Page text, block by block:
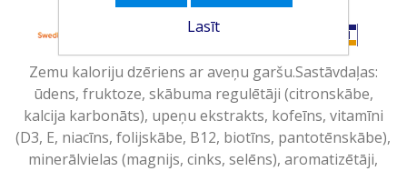
Zemu kaloriju dzēriens ar aveņu garšu.Sastāvdaļas:
ūdens, fruktoze, skābuma regulētāji (citronskābe,
kalcija karbonāts), upeņu ekstrakts, kofeīns, vitamīni
(D3, E, niacīns, folijskābe, B12, biotīns, pantotēnskābe),
minerālvielas (magnijs, cinks, selēns), aromatizētāji,
Lasīt